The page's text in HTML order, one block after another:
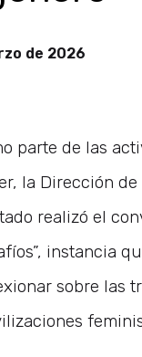
de 2026
parte de las
la Dirección
realizó el
instancia
sobre las